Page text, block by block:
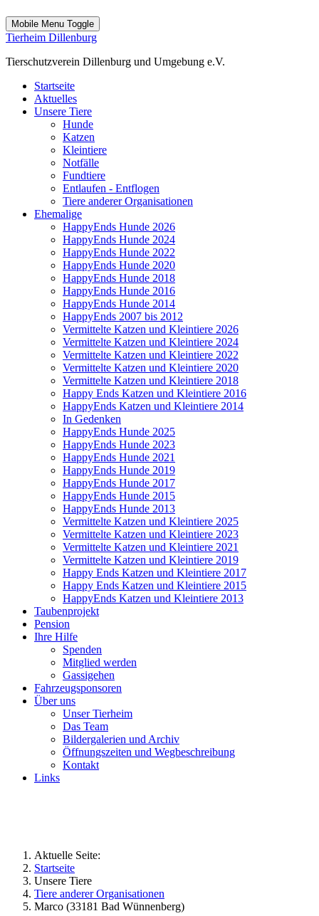
Mobile Menu Toggle
Tierheim Dillenburg
Tierschutzverein Dillenburg und Umgebung e.V.
Startseite
Aktuelles
Unsere Tiere
Hunde
Katzen
Kleintiere
Notfälle
Fundtiere
Entlaufen - Entflogen
Tiere anderer Organisationen
Ehemalige
HappyEnds Hunde 2026
HappyEnds Hunde 2024
HappyEnds Hunde 2022
HappyEnds Hunde 2020
HappyEnds Hunde 2018
HappyEnds Hunde 2016
HappyEnds Hunde 2014
HappyEnds 2007 bis 2012
Vermittelte Katzen und Kleintiere 2026
Vermittelte Katzen und Kleintiere 2024
Vermittelte Katzen und Kleintiere 2022
Vermittelte Katzen und Kleintiere 2020
Vermittelte Katzen und Kleintiere 2018
Happy Ends Katzen und Kleintiere 2016
HappyEnds Katzen und Kleintiere 2014
In Gedenken
HappyEnds Hunde 2025
HappyEnds Hunde 2023
HappyEnds Hunde 2021
HappyEnds Hunde 2019
HappyEnds Hunde 2017
HappyEnds Hunde 2015
HappyEnds Hunde 2013
Vermittelte Katzen und Kleintiere 2025
Vermittelte Katzen und Kleintiere 2023
Vermittelte Katzen und Kleintiere 2021
Vermittelte Katzen und Kleintiere 2019
Happy Ends Katzen und Kleintiere 2017
Happy Ends Katzen und Kleintiere 2015
HappyEnds Katzen und Kleintiere 2013
Taubenprojekt
Pension
Ihre Hilfe
Spenden
Mitglied werden
Gassigehen
Fahrzeugsponsoren
Über uns
Unser Tierheim
Das Team
Bildergalerien und Archiv
Öffnungszeiten und Wegbeschreibung
Kontakt
Links
Aktuelle Seite:
Startseite
Unsere Tiere
Tiere anderer Organisationen
Marco (33181 Bad Wünnenberg)